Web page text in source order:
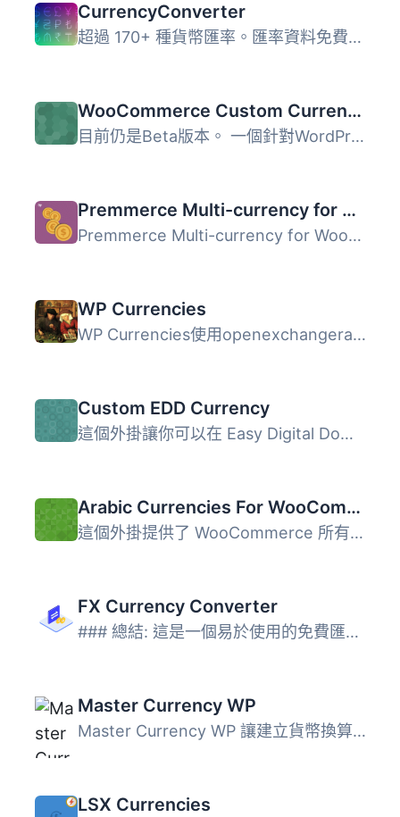
CurrencyConverter
超過 170+ 種貨幣匯率。匯率資料免費，每小時會自動更新。 功...
WooCommerce Custom Currencies
目前仍是Beta版本。 一個針對WordPress和WooCommerce的外掛/...
Premmerce Multi-currency for Woocommerce
Premmerce Multi-currency for Woocommerce 是一個外掛，可以...
WP Currencies
WP Currencies使用openexchangerates.org來在WordPress中拉取...
Custom EDD Currency
這個外掛讓你可以在 Easy Digital Downloads 上新增自訂貨幣...
Arabic Currencies For WooCommerce
這個外掛提供了 WooCommerce 所有的阿拉伯貨幣，您可以輕鬆使...
FX Currency Converter
### 總結: 這是一個易於使用的免費匯率轉換外掛，無需 API 金...
Master Currency WP
Master Currency WP 讓建立貨幣換算表格、列表和單一換算都變...
LSX Currencies